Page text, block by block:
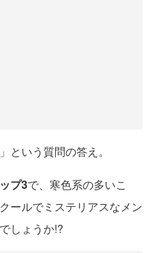
という質問の答え。
プ3で、寒色系の多いこ
ルでミステリアスなメン
しょうか!?